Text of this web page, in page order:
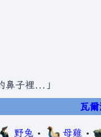
鼻子裡...」
瓦
野兔 • 母雞 •